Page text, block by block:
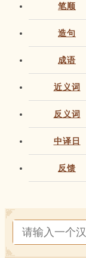
笔顺
造句
成语
近义词
反义词
中译日
反馈